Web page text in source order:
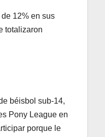
12% en sus
totalizaron
béisbol sub-14,
Pony League en
porque le